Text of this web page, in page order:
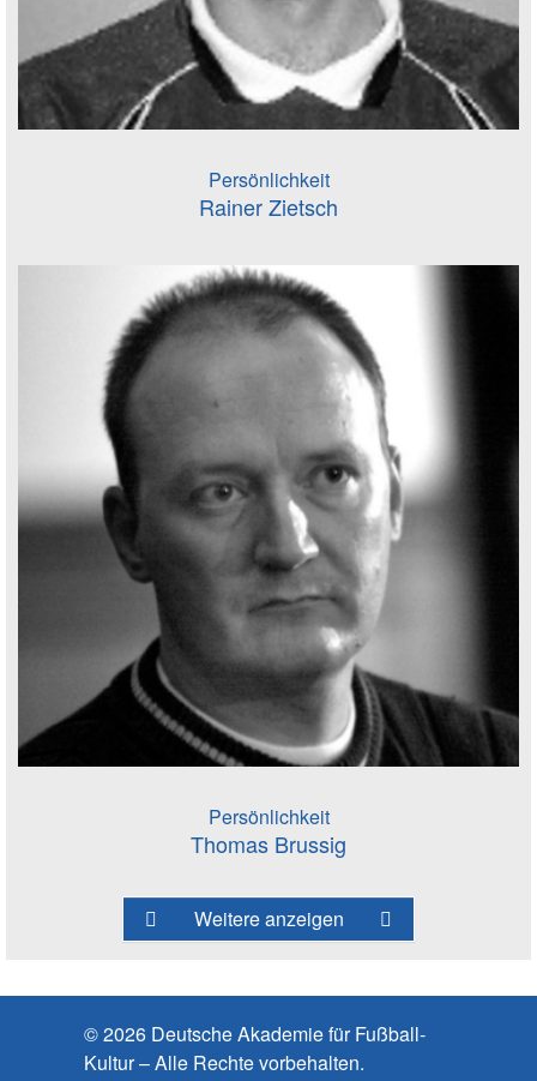
Persönlichkeit
Rainer Zietsch
Persönlichkeit
Thomas Brussig
Weitere anzeigen
© 2026 Deutsche Akademie für Fußball-
Kultur – Alle Rechte vorbehalten.